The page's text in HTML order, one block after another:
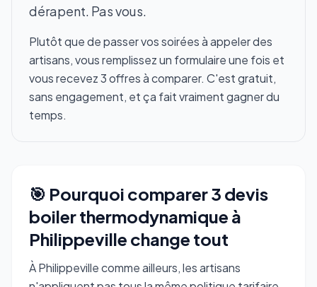
dérapent. Pas vous.
Plutôt que de passer vos soirées à appeler des
artisans, vous remplissez un formulaire une fois et
vous recevez 3 offres à comparer. C'est gratuit,
sans engagement, et ça fait vraiment gagner du
temps.
🎯 Pourquoi comparer 3 devis
boiler thermodynamique à
Philippeville change tout
À Philippeville comme ailleurs, les artisans